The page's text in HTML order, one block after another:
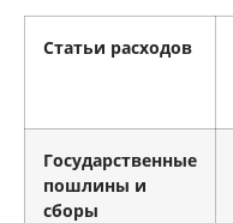
Статьи расходов
Государственные
пошлины и
сборы